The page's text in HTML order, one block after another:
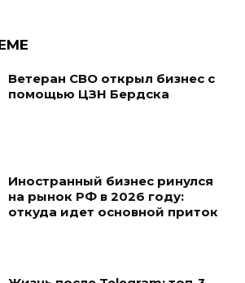
Ветеран СВО открыл бизнес с
помощью ЦЗН Бердска
Иностранный бизнес ринулся
на рынок РФ в 2026 году:
откуда идет основной приток